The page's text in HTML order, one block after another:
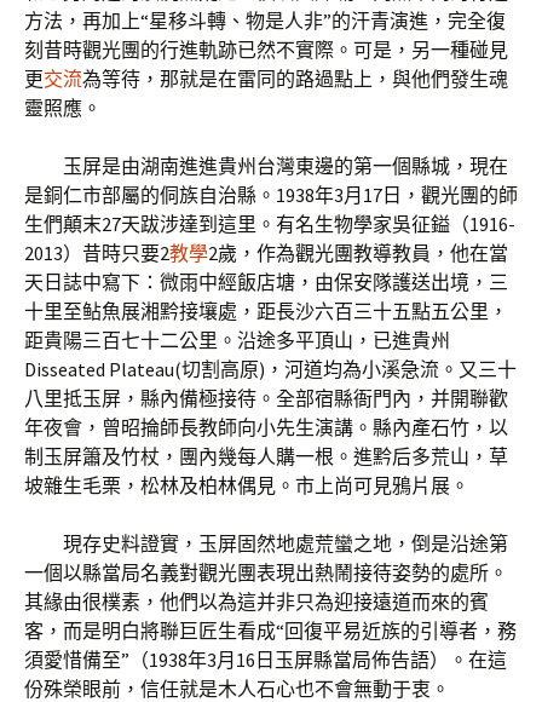
方法，再加上“星移斗轉、物是人非”的汗青演進，完全復
刻昔時觀光團的行進軌跡已然不實際。可是，另一種碰見
更交流為等待，那就是在雷同的路過點上，與他們發生魂
靈照應。
玉屏是由湖南進進貴州台灣東邊的第一個縣城，現在
是銅仁市部屬的侗族自治縣。1938年3月17日，觀光團的師
生們顛末27天跋涉達到這里。有名生物學家吳征鎰（1916-
2013）昔時只要2教學2歲，作為觀光團教導教員，他在當
天日誌中寫下：微雨中經飯店塘，由保安隊護送出境，三
十里至鲇魚展湘黔接壤處，距長沙六百三十五點五公里，
距貴陽三百七十二公里。沿途多平頂山，已進貴州
Disseated Plateau(切割高原)，河道均為小溪急流。又三十
八里抵玉屏，縣內備極接待。全部宿縣衙門內，并開聯歡
年夜會，曾昭掄師長教師向小先生演講。縣內產石竹，以
制玉屏簫及竹杖，團內幾每人購一根。進黔后多荒山，草
坡雜生毛栗，松林及柏林偶見。市上尚可見鴉片展。
現存史料證實，玉屏固然地處荒蠻之地，倒是沿途第
一個以縣當局名義對觀光團表現出熱鬧接待姿勢的處所。
其緣由很樸素，他們以為這并非只為迎接遠道而來的賓
客，而是明白將聯巨匠生看成“回復平易近族的引導者，務
須愛惜備至”（1938年3月16日玉屏縣當局佈告語）。在這
份殊榮眼前，信任就是木人石心也不會無動于衷。